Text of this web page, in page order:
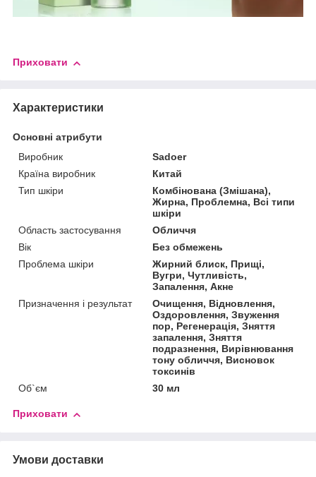
Приховати
Характеристики
Основні атрибути
Виробник
Sadoer
Країна виробник
Китай
Тип шкіри
Комбінована (Змішана),
Жирна, Проблемна, Всі типи
шкіри
Область застосування
Обличчя
Вік
Без обмежень
Проблема шкіри
Жирний блиск, Прищі,
Вугри, Чутливість,
Запалення, Акне
Призначення і результат
Очищення, Відновлення,
Оздоровлення, Звуження
пор, Регенерація, Зняття
запалення, Зняття
подразнення, Вирівнювання
тону обличчя, Висновок
токсинів
Об`єм
30 мл
Приховати
Умови доставки